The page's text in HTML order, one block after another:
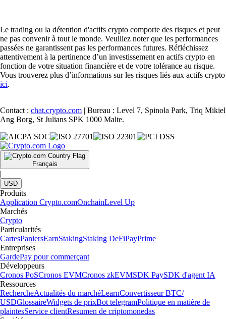
Le trading ou la détention d'actifs crypto comporte des risques et peut
ne pas convenir à tout le monde. Veuillez noter que les performances
passées ne garantissent pas les performances futures. Réfléchissez
attentivement à la pertinence d’un investissement en actifs crypto en
fonction de votre situation financière et de votre tolérance au risque.
Vous trouverez plus d’informations sur les risques liés aux actifs crypto
ici.
Contact : chat.crypto.com | Bureau : Level 7, Spinola Park, Triq Mikiel
Ang Borg, St Julians SPK 1000 Malte.
Français
|
USD
Produits
Application Crypto.comOnchainLevel Up
Marchés
Crypto
Particularités
CartesPaniersEarnStakingStaking DeFiPayPrime
Entreprises
GardePay pour commerçant
Développeurs
Cronos PoSCronos EVMCronos zkEVMSDK PaySDK d'agent IA
Ressources
RechercheActualités du marchéLearnConvertisseur BTC/
USDGlossaireWidgets de prixBot telegramPolitique en matière de
plaintesService clientResumen de criptomonedas